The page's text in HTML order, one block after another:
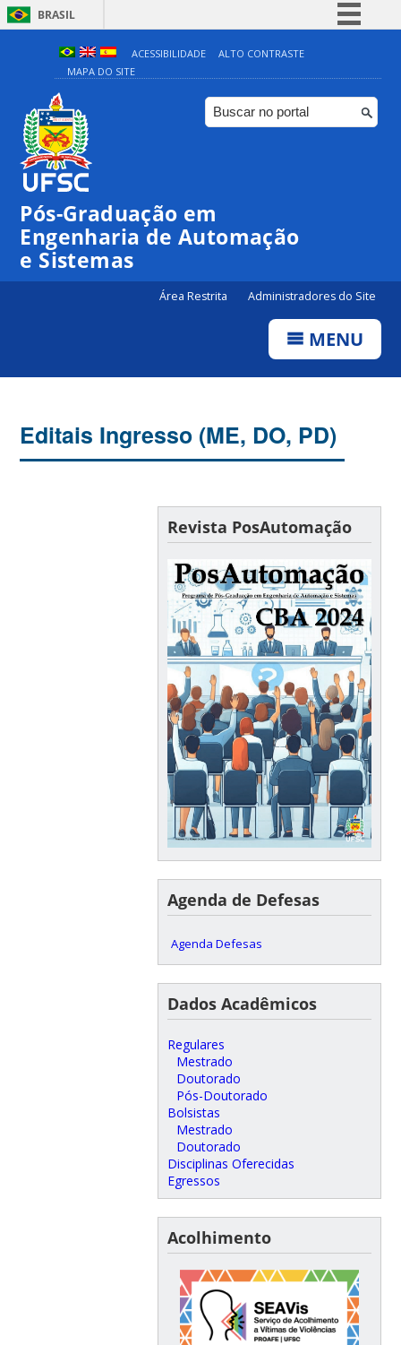
BRASIL
Simplifique!
Comunica BR
Participe
ACESSIBILIDADE
ALTO CONTRASTE
MAPA DO SITE
Pós-Graduação em
Engenharia de Automação
e Sistemas
Área Restrita Administradores do Site
MENU
Editais Ingresso (ME, DO, PD)
Revista PosAutomação
Agenda de Defesas
Agenda Defesas
Dados Acadêmicos
Regulares
Mestrado
Doutorado
Pós-Doutorado
Bolsistas
Mestrado
Doutorado
Disciplinas Oferecidas
Egressos
Acolhimento